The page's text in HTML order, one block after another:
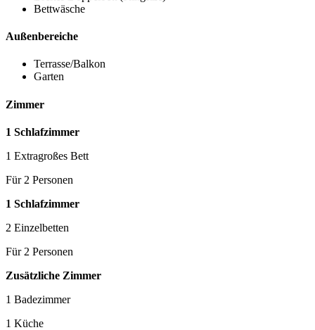
Bettwäsche
Außenbereiche
Terrasse/Balkon
Garten
Zimmer
1 Schlafzimmer
1 Extragroßes Bett
Für 2 Personen
1 Schlafzimmer
2 Einzelbetten
Für 2 Personen
Zusätzliche Zimmer
1 Badezimmer
1 Küche